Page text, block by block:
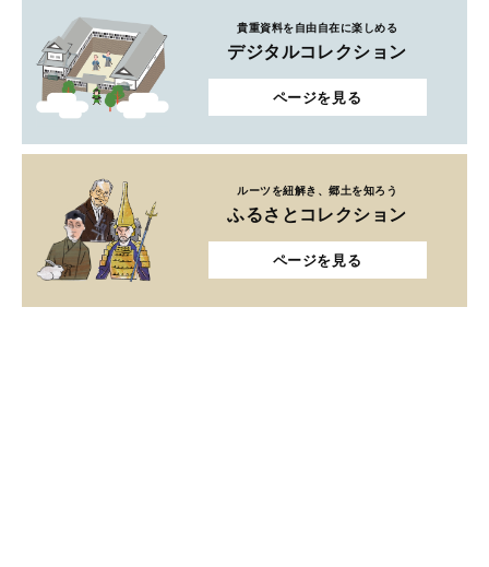
貴重資料を自由自在に楽しめる
デジタルコレクション
ページを見る
ルーツを紐解き、郷土を知ろう
ふるさとコレクション
ページを見る